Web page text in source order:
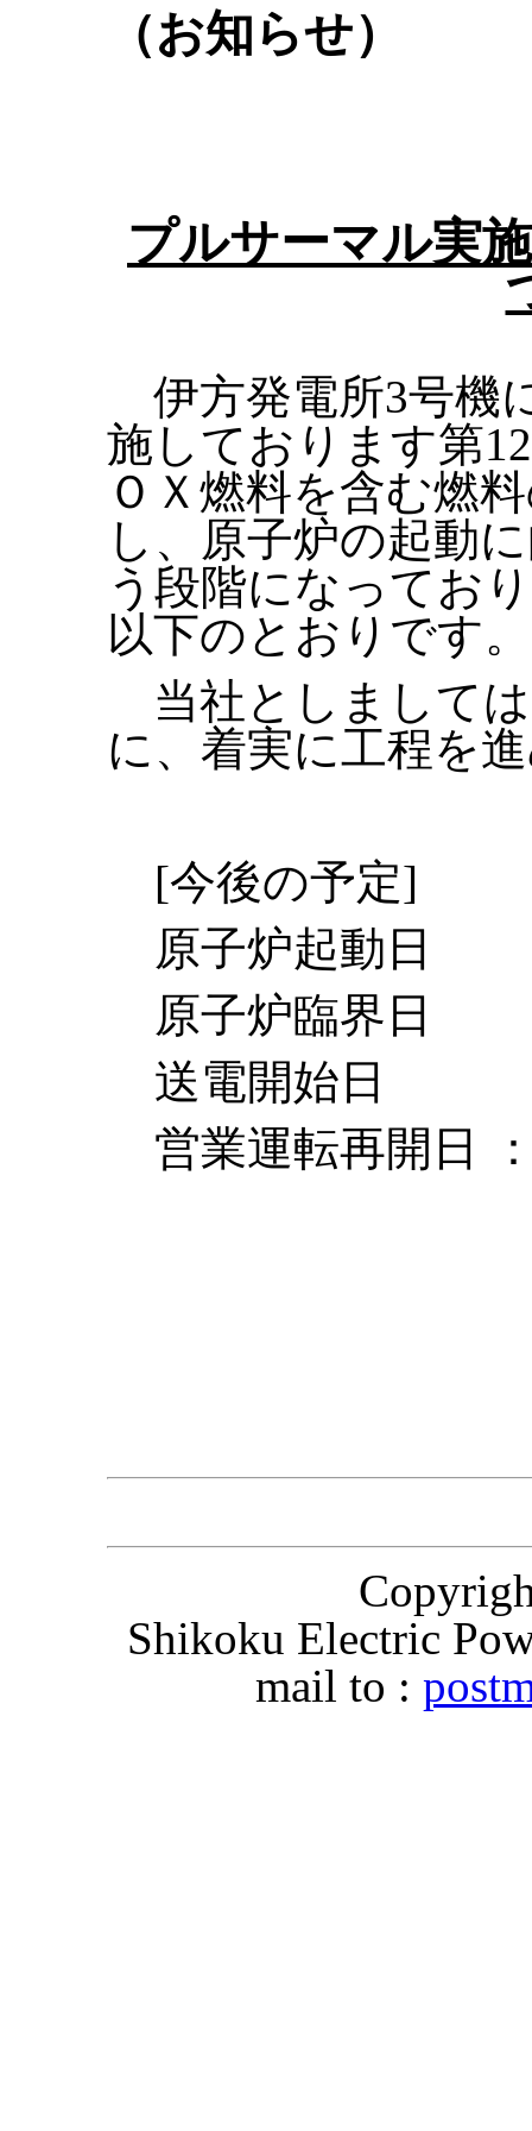
（お知らせ）
プルサーマル実
伊方発電所3号機
施しております第
ＯＸ燃料を含む燃
し、原子炉の起動
う段階になってお
以下のとおりです。
当社としまして
に、着実に工程を
[今後の予定]
原子炉起動日
原子炉臨界日
送電開始日
営業運転再開日
Shikoku Electric
mail to :